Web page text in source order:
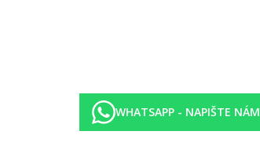
WHATSAPP - NAPIŠTE NÁM